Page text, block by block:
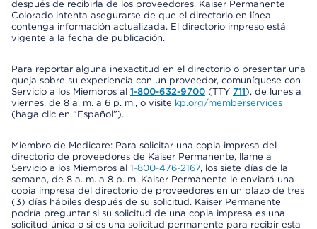
después de recibirla de los proveedores. Kaiser Permanente
Colorado intenta asegurarse de que el directorio en línea
contenga información actualizada. El directorio impreso está
vigente a la fecha de publicación.
Para reportar alguna inexactitud en el directorio o presentar una
queja sobre su experiencia con un proveedor, comuníquese con
Servicio a los Miembros al 1-800-632-9700 (TTY 711), de lunes a
viernes, de 8 a. m. a 6 p. m., o visite kp.org/memberservices
(haga clic en “Español”).
Miembro de Medicare: Para solicitar una copia impresa del
directorio de proveedores de Kaiser Permanente, llame a
Servicio a los Miembros al 1-800-476-2167, los siete días de la
semana, de 8 a. m. a 8 p. m. Kaiser Permanente le enviará una
copia impresa del directorio de proveedores en un plazo de tres
(3) días hábiles después de su solicitud. Kaiser Permanente
podría preguntar si su solicitud de una copia impresa es una
solicitud única o si es una solicitud permanente para recibir esta